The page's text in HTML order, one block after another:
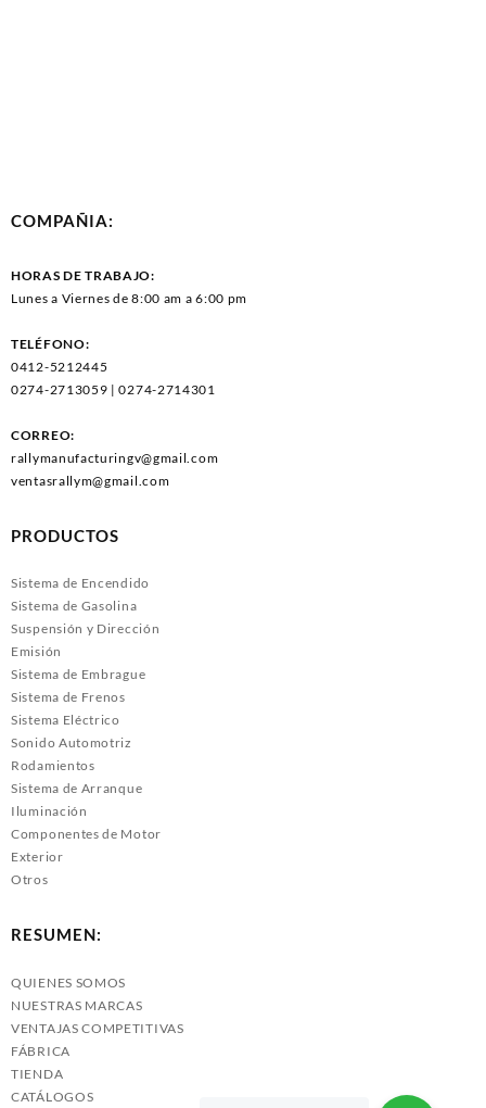
COMPAÑIA:
HORAS DE TRABAJO:
Lunes a Viernes de 8:00 am a 6:00 pm
TELÉFONO:
0412-5212445
0274-2713059 | 0274-2714301
CORREO:
rallymanufacturingv@gmail.com
ventasrallym@gmail.com
PRODUCTOS
Sistema de Encendido
Sistema de Gasolina
Suspensión y Dirección
Emisión
Sistema de Embrague
Sistema de Frenos
Sistema Eléctrico
Sonido Automotriz
Rodamientos
Sistema de Arranque
Iluminación
Componentes de Motor
Exterior
Otros
RESUMEN:
QUIENES SOMOS
NUESTRAS MARCAS
VENTAJAS COMPETITIVAS
FÁBRICA
TIENDA
CATÁLOGOS